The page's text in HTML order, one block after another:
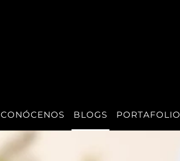
CONÓCENOS BLOGS PORTAFOLIO